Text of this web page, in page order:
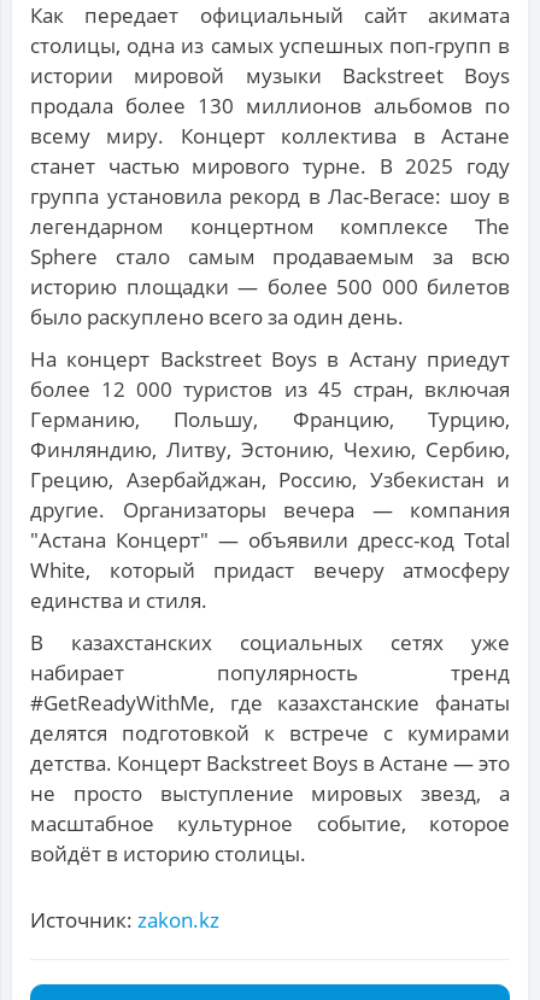
Как передает официальный сайт акимата
столицы, одна из самых успешных поп-групп в
истории мировой музыки Backstreet Boys
продала более 130 миллионов альбомов по
всему миру. Концерт коллектива в Астане
станет частью мирового турне. В 2025 году
группа установила рекорд в Лас-Вегасе: шоу в
легендарном концертном комплексе The
Sphere стало самым продаваемым за всю
историю площадки — более 500 000 билетов
было раскуплено всего за один день.
На концерт Backstreet Boys в Астану приедут
более 12 000 туристов из 45 стран, включая
Германию, Польшу, Францию, Турцию,
Финляндию, Литву, Эстонию, Чехию, Сербию,
Грецию, Азербайджан, Россию, Узбекистан и
другие. Организаторы вечера — компания
"Астана Концерт" — объявили дресс-код Total
White, который придаст вечеру атмосферу
единства и стиля.
В казахстанских социальных сетях уже
набирает популярность тренд
#GetReadyWithMe, где казахстанские фанаты
делятся подготовкой к встрече с кумирами
детства. Концерт Backstreet Boys в Астане — это
не просто выступление мировых звезд, а
масштабное культурное событие, которое
войдёт в историю столицы.
Источник: zakon.kz